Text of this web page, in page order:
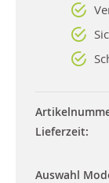
Lieferzeit
Auswahl